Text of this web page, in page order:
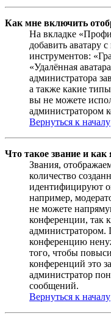
Как мне включить
На вкладке
добавить аватару
инструментов:
«Удалённая
администратора
а также какие
вы не можете
администратором
Вернуться к началу
Что такое звание и как
Звания,
количество
идентифицируют
например,
не можете
конференции, так
администратором.
конференцию
того, чтобы
конференций это
администратор
сообщений.
Вернуться к началу